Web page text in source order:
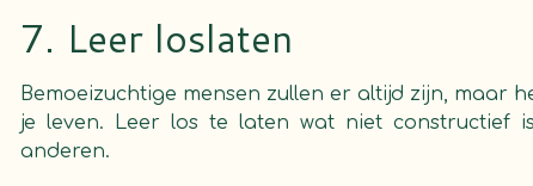
7. Leer loslaten
Bemoeizuchtige mensen zullen er altijd zijn, maar
je leven. Leer los te laten wat niet constructief
anderen.